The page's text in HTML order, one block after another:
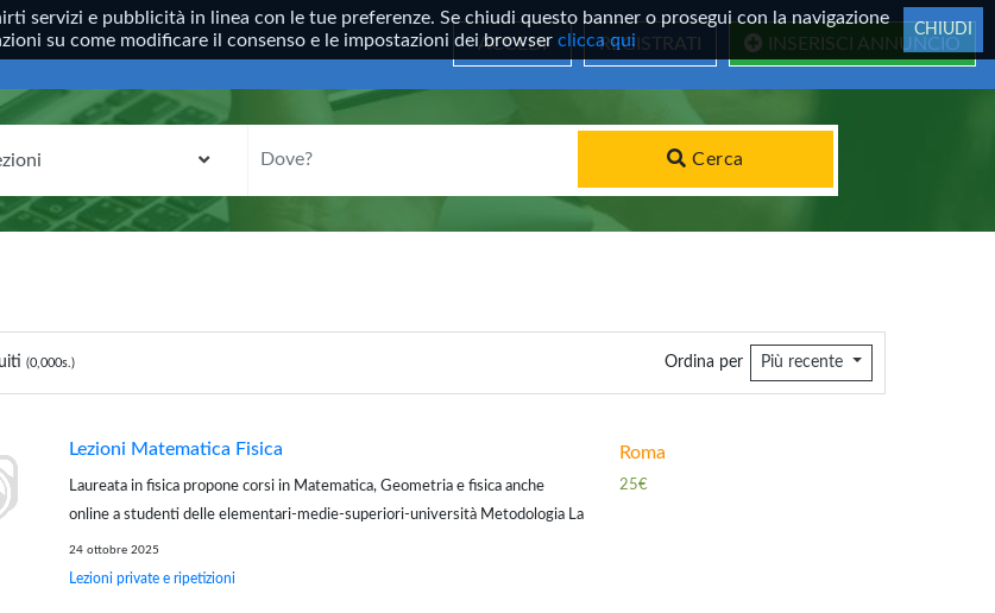
servizi e pubblicità in linea con le tue preferenze. Se chiudi questo banner o prosegui con la navigazione
su come modificare il consenso e le impostazioni dei browser clicca qui
CHIUDI
ACCEDI REGISTRATI INSERISCI ANNUNCIO
Cerca
(0,000s.) Ordina per Più recente
Lezioni Matematica Fisica
Laureata in fisica propone corsi in Matematica, Geometria e fisica anche
online a studenti delle elementari-medie-superiori-università Metodologia La
mia metodologia pur semplice mi è stata di grande aiuto durante il percorso
universitario che mi h...
24 ottobre 2025
Lezioni private e ripetizioni
Roma
25€